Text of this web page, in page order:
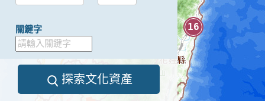
154
65 12
16
關鍵字
探索文化資產